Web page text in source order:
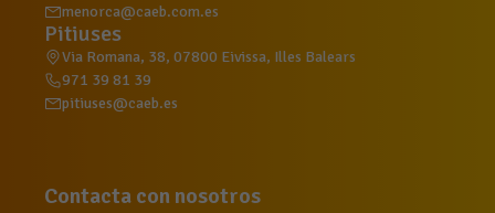
menorca@caeb.com.es
Pitiuses
Via Romana, 38, 07800 Eivissa, Illes Balears
971 39 81 39
pitiuses@caeb.es
Contacta con nosotros